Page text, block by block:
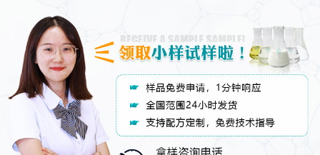
為此工業(yè)漆消泡劑的添加變得愈
發(fā)...